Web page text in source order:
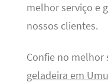
melhor serviço e
nossos clientes.
Confie no melhor
geladeira em